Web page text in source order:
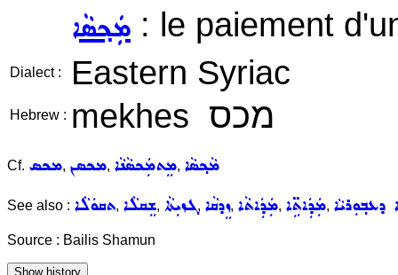
ܡܲܟ݂ܣܵܐ : le paiement
Dialect : Eastern Syriac
Hebrew : mekhes מכס
Cf. ܡܟܣ, ܡܟܣܢ, ܡܸܬܡܲܟܣܵܢܵܐ, ܡܵܟ݂ܣܵܐ
See also : ܬܩܘܿܠܵܐ, ܫܸܩܠܵܐ, ܓܙܝܼܬܵܐ, ܙܸܕܩܵܐ, ܡܲܕܲܐܬܵܐ, ܡܲܕܲܐܬܹ̈ܐ, ܕܥܒ݂ܘܼܪܝܵܐ
Source : Bailis Shamun